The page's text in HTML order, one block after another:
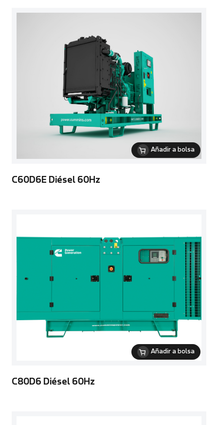
Añadir a bolsa
C60D6E Diésel 60Hz
Añadir a bolsa
C80D6 Diésel 60Hz